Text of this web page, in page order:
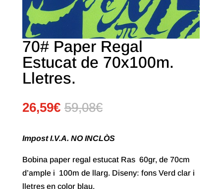
70# Paper Regal
Estucat de 70x100m.
Lletres.
26,59€ 59,08€
Impost I.V.A. NO INCLÒS
Bobina paper regal estucat Ras 60gr, de 70cm
d’ample i 100m de llarg. Diseny: fons Verd clar i
lletres en color blau.